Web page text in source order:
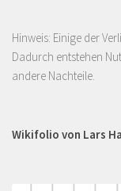
Hinweis: Einige der
Dadurch entstehen
andere Nachteile.
Wikifolio von Lars